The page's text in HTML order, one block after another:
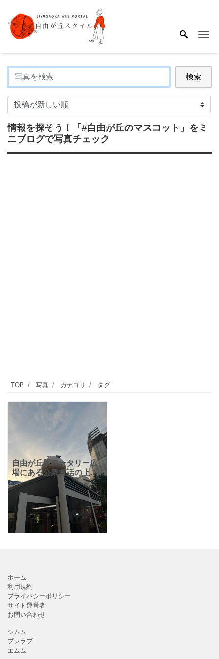
検索
情報を探そう！ 「#自由が丘のマスコット」 をミ
ニブログで写真チェック
TOP 写真 カテゴリ タグ
自由が丘駅ロータリー広
場にある公衆電話の上で
ホイップるんを発見で
す！ ホイップるんとは、
スイーツをモチーフにし
た自由が丘のマスコット
キャラクターで、ホイッ
プクリ
ホーム
利用規約
プライバシーポリシー
サイト運営者
お問い合わせ
シムム
ブレラブ
エムム